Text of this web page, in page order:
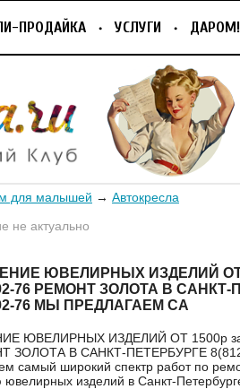
ПРОДАЙКА УСЛУГИ ДАРОМ!
для малышей → Автокресла
не актуально
ЮВЕЛИРНЫХ ИЗДЕЛИЙ ОТ
92-76 РЕМОНТ ЗОЛОТА В САНКТ-
92-76 МЫ ПРЕДЛАГАЕМ СА
ЮВЕЛИРНЫХ ИЗДЕЛИЙ ОТ 1500р за
ЗОЛОТА В САНКТ-ПЕТЕРБУРГЕ
самый широкий спектр работ по
ювелирных изделий в Санкт-